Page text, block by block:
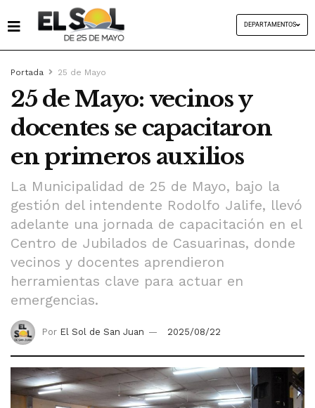
DEPARTAMENTOS
Portada 25 de Mayo
25 de Mayo: vecinos y
docentes se capacitaron
en primeros auxilios
La Municipalidad de 25 de Mayo, bajo la
gestión del intendente Rodolfo Jalife, llevó
adelante una jornada de capacitación en el
Centro de Jubilados de Casuarinas, donde
vecinos y docentes aprendieron
herramientas clave para actuar en
emergencias.
Por El Sol de San Juan 2025/08/22